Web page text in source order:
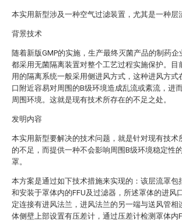
本实用新型涉及一种空气过滤装置，尤其是一种层
背景技术
随着新版GMP的实施，生产最终灭菌产品的制药企
都采用无菌隔离装置对整个工艺过程实施保护。目
用的隔离系统一般采用侧进风方式，这种进风方式
口附近容易对周围的B级环境造成乱流或紊流，进
周围环境。这就是现有技术所存在的不足之处。
发明内容
本实用新型要解决的技术问题，就是针对现有技术
的不足，而提供一种不会影响周围B级环境稳定性
罩。
本方案是通过如下技术措施来实现的：该层流罩包
和安装于罩体内的FFU及过滤器，所述罩体的进风
定连接有进风法兰，进风法兰的另一端与送风管相
体侧壁上部设置有压差计，通过压差计检测罩体内